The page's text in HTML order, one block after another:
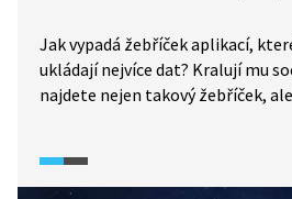
Jak vypadá žebříček aplikací,
ukládají nejvíce dat? Kralují mu
najdete nejen takový žebříček,